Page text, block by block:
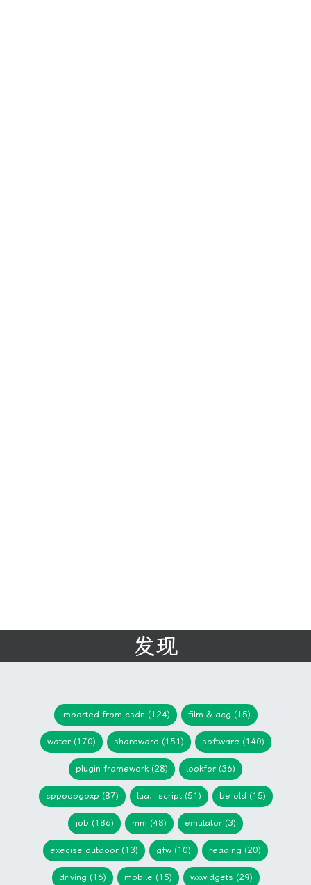
发现
imported from csdn (124) film & acg (15)
water (170) shareware (151) software (140)
plugin framework (28) lookfor (36)
cppoopgpxp (87) lua，script (51) be old (15)
job (186) mm (48) emulator (3)
execise outdoor (13) gfw (10) reading (20)
driving (16) mobile (15) wxwidgets (29)